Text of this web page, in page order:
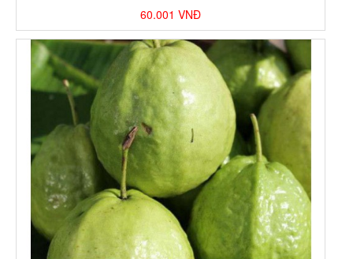
60.001 VNĐ